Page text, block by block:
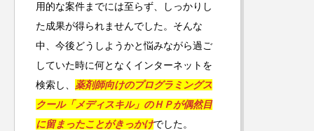
用的な案件までには至らず、しっかりし
た成果が得られませんでした。そんな
中、今後どうしようかと悩みながら過ご
していた時に何となくインターネットを
検索し、 薬剤師向けのプログラミングス
クール「メディスキル」のＨＰが偶然目
に留まったことがきっかけでした。